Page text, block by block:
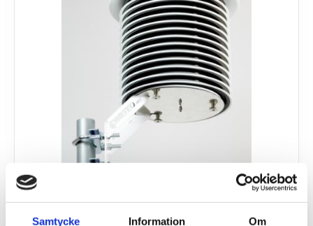
Samtycke Information Om